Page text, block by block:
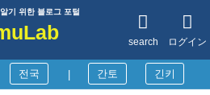
기 위한 블로그 포털
ログイン
search
전국 간토 긴키